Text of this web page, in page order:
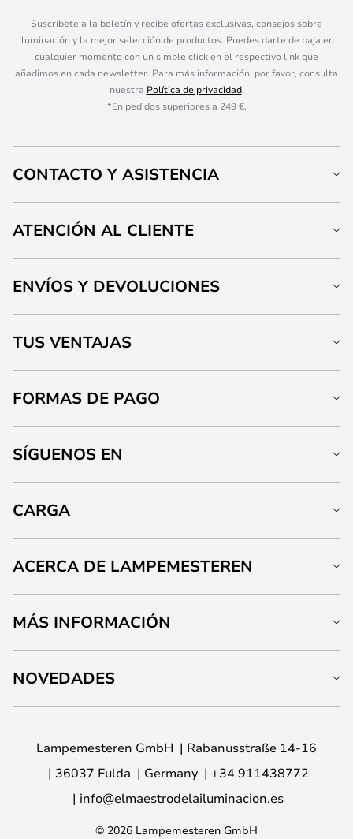
Suscríbete a la boletín y recibe ofertas exclusivas, consejos sobre
iluminación y la mejor selección de productos. Puedes darte de baja en
cualquier momento con un simple click en el respectivo link que
añadimos en cada newsletter. Para más información, por favor, consulta
nuestra Política de privacidad.
*En pedidos superiores a 249 €.
CONTACTO Y ASISTENCIA
ATENCIÓN AL CLIENTE
ENVÍOS Y DEVOLUCIONES
TUS VENTAJAS
FORMAS DE PAGO
SÍGUENOS EN
CARGA
ACERCA DE LAMPEMESTEREN
MÁS INFORMACIÓN
NOVEDADES
Lampemesteren GmbH
Rabanusstraße 14-16
36037 Fulda
Germany
+34 911438772
info@elmaestrodelailuminacion.es
© 2026 Lampemesteren GmbH